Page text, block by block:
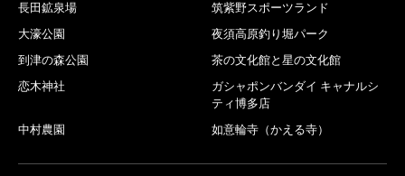
長田鉱泉場
筑紫野スポーツランド
大濠公園
夜須高原釣り堀パーク
到津の森公園
茶の文化館と星の文化館
恋木神社
ガシャポンバンダイ キャナルシ
ティ博多店
中村農園
如意輪寺（かえる寺）